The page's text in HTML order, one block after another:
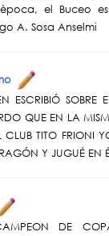
el Buceo
A. Sosa Anselmi
ESCRIBIÓ SOBRE
QUE EN LA
CLUB TITO FRIONI
Y JUGUÉ EN
DE